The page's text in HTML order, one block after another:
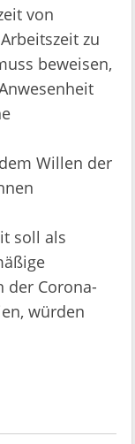
von
zu
beweisen,
Willen der
soll als
der Corona-
würden